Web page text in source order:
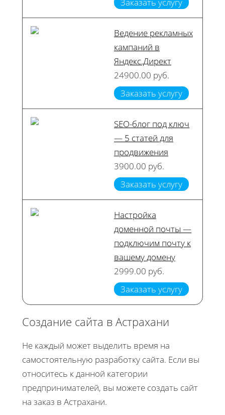
Заказать услугу
Ведение рекламных
кампаний в
Яндекс.Директ
24900.00 руб.
Заказать услугу
SEO-блог под ключ
— 5 статей для
продвижения
3900.00 руб.
Заказать услугу
Настройка
доменной почты —
подключим почту к
вашему домену
2999.00 руб.
Заказать услугу
Создание сайта в Астрахани
Не каждый может выделить время на
самостоятельную разработку сайта. Если вы
относитесь к данной категории
предпринимателей, вы можете создать сайт
на заказ в Астрахани.